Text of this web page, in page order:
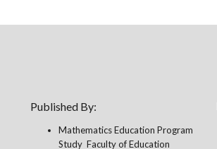
Published By:
Mathematics Education Program
Study Faculty of Education